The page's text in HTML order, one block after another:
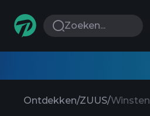
Zoeken...
Ontdekken/ZUUS/Winsten